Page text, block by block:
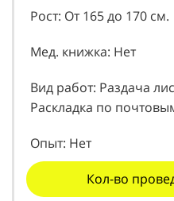
Рост: От 165 до 170 см.
Мед. книжка: Нет
Вид работ: Раздача
Раскладка по
Опыт: Нет
Кол-во